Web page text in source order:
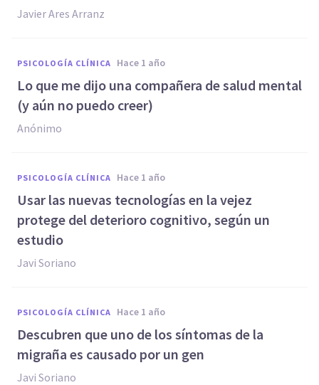
Javier Ares Arranz
PSICOLOGÍA CLÍNICA hace 1 año
Lo que me dijo una compañera de salud mental
(y aún no puedo creer)
Anónimo
PSICOLOGÍA CLÍNICA hace 1 año
Usar las nuevas tecnologías en la vejez
protege del deterioro cognitivo, según un
estudio
Javi Soriano
PSICOLOGÍA CLÍNICA hace 1 año
Descubren que uno de los síntomas de la
migraña es causado por un gen
Javi Soriano